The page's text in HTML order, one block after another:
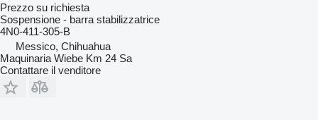
Prezzo su richiesta
Sospensione - barra stabilizzatrice
4N0-411-305-B
Messico, Chihuahua
Maquinaria Wiebe Km 24 Sa
Contattare il venditore